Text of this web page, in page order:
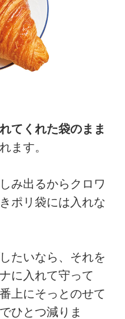
てくれた袋のまま
ます。
み出るからクロワ
ポリ袋には入れな
たいなら、それを
に入れて守って
上にそっとのせて
ひとつ減りま